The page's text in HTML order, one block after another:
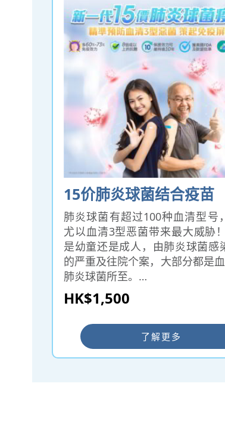
15价肺炎球菌结合疫苗
肺炎球菌有超过100种血清型号
尤以血清3型恶菌带来最大威胁
是幼童还是成人，由肺炎球菌感
的严重及往院个案，大部分都是
肺炎球菌所至。
15价肺炎球菌疫苗已获美国FDA
批准使用，在美国、英国、加拿
洲等欧美国家广泛使用，以预防
清型肺炎球菌（1、3、4、5、
6B、7F 、9V、14、18C、19A、
HK$1,500
了解更多